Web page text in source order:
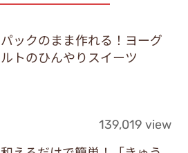
パックのまま作れる！ヨーグ
ルトのひんやりスイーツ
139,019 view